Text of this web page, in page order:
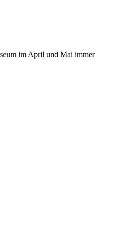
im April und Mai immer